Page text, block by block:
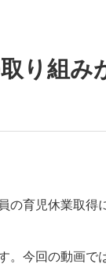
り組み
の育児休業取得
。今回の動画で